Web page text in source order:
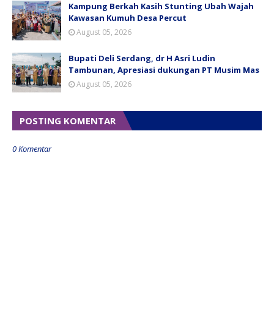
Kampung Berkah Kasih Stunting Ubah Wajah
Kawasan Kumuh Desa Percut
August 05, 2026
Bupati Deli Serdang, dr H Asri Ludin
Tambunan, Apresiasi dukungan PT Musim Mas
August 05, 2026
POSTING KOMENTAR
0 Komentar